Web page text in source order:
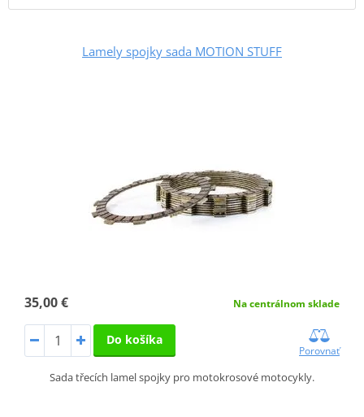
Lamely spojky sada MOTION STUFF
35,00 € Na centrálnom sklade
Do košíka
Porovnať
Sada třecích lamel spojky pro motokrosové motocykly.